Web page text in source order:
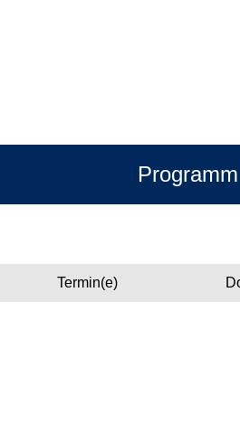
Programm
Termin(e)